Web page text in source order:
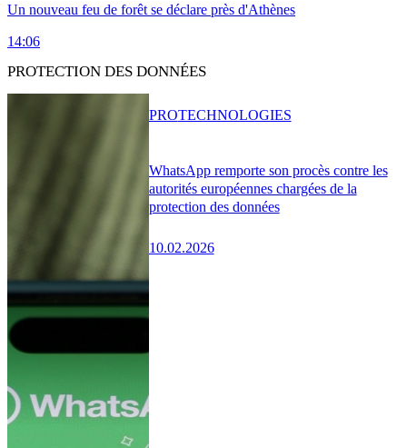
Un nouveau feu de forêt se déclare près d'Athènes
14:06
PROTECTION DES DONNÉES
WhatsApp remporte son procès contre les
autorités européennes chargées de la
protection des données
10.02.2026
PROTECHNOLOGIES